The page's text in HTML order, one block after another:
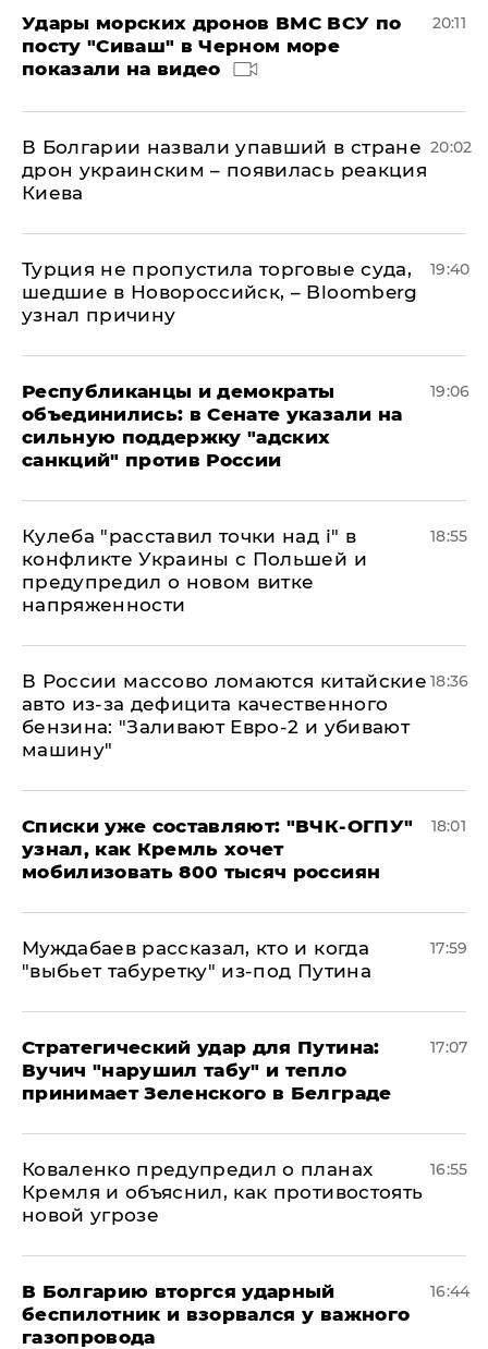
Удары морских дронов ВМС ВСУ по
посту "Сиваш" в Черном море
показали на видео
20:11
В Болгарии назвали упавший в стране
дрон украинским – появилась реакция
Киева
20:02
Турция не пропустила торговые суда,
шедшие в Новороссийск, – Bloomberg
узнал причину
19:40
Республиканцы и демократы
объединились: в Сенате указали на
сильную поддержку "адских
санкций" против России
19:06
Кулеба "расставил точки над і" в
конфликте Украины с Польшей и
предупредил о новом витке
напряженности
18:55
В России массово ломаются китайские
авто из-за дефицита качественного
бензина: "Заливают Евро-2 и убивают
машину"
18:36
Списки уже составляют: "ВЧК-ОГПУ"
узнал, как Кремль хочет
мобилизовать 800 тысяч россиян
18:01
Муждабаев рассказал, кто и когда
"выбьет табуретку" из-под Путина
17:59
Стратегический удар для Путина:
Вучич "нарушил табу" и тепло
принимает Зеленского в Белграде
17:07
Коваленко предупредил о планах
Кремля и объяснил, как противостоять
новой угрозе
16:55
В Болгарию вторгся ударный
беспилотник и взорвался у важного
газопровода
16:44